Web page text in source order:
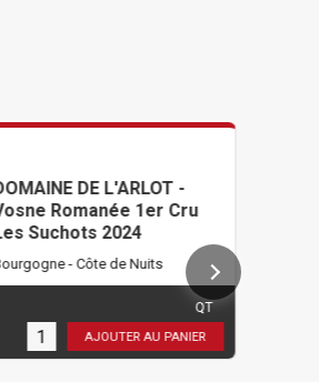
DE L'ARLOT -
Romanée 1er Cru
Suchots 2024
- Côte de Nuits
stock AJOUTER AU PANIER